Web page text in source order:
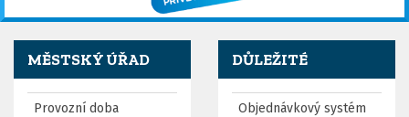
MĚSTSKÝ ÚŘAD
Provozní doba
DŮLEŽITÉ
Objednávkový systém